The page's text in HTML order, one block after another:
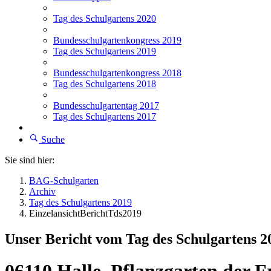
Tag des Schulgartens 2020
Bundesschulgartenkongress 2019
Tag des Schulgartens 2019
Bundesschulgartenkongress 2018
Tag des Schulgartens 2018
Bundesschulgartentag 2017
Tag des Schulgartens 2017
Suche
Sie sind hier:
BAG-Schulgarten
Archiv
Tag des Schulgartens 2019
EinzelansichtBerichtTds2019
Unser Bericht vom Tag des Schulgartens